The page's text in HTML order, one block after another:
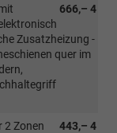
666,– 4
Zusatzheizung -
quer im
443,– 4
Zonen